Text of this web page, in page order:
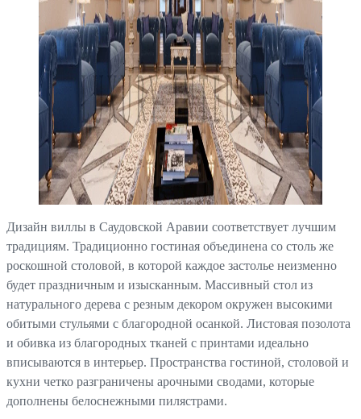
Дизайн виллы в Саудовской Аравии соответствует лучшим
традициям. Традиционно гостиная объединена со столь же
роскошной столовой, в которой каждое застолье неизменно
будет праздничным и изысканным. Массивный стол из
натурального дерева с резным декором окружен высокими
обитыми стульями с благородной осанкой. Листовая позолота
и обивка из благородных тканей с принтами идеально
вписываются в интерьер. Пространства гостиной, столовой и
кухни четко разграничены арочными сводами, которые
дополнены белоснежными пилястрами.